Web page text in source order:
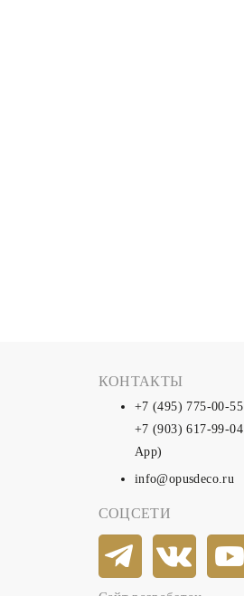
КОНТАКТЫ
+7 (495) 775-00-55
+7 (903) 617-99-04
App)
info@opusdeco.ru
СОЦСЕТИ